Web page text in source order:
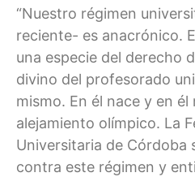
“Nuestro régimen
reciente- es anacrónico.
una especie del derecho
divino del profesorado
mismo. En él nace y en
alejamiento olímpico. La
Universitaria de Córdoba
contra este régimen y